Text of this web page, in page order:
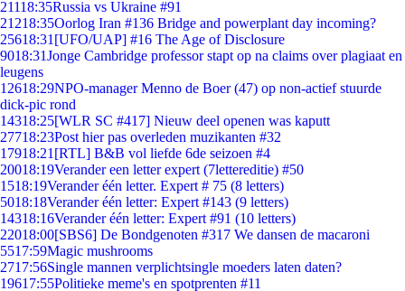
21118:35Russia vs Ukraine #91
21218:35Oorlog Iran #136 Bridge and powerplant day incoming?
25618:31 [UFO/UAP] #16 The Age of Disclosure
9018:31Jonge Cambridge professor stapt op na claims over plagiaat en
leugens
12618:29NPO-manager Menno de Boer (47) op non-actief stuurde
dick-pic rond
14318:25[WLR SC #417] Nieuw deel openen was kaputt
27718:23Post hier pas overleden muzikanten #32
17918:21 [RTL] B&B vol liefde 6de seizoen #4
20018:19Verander een letter expert (7lettereditie) #50
1518:19Verander één letter. Expert # 75 (8 letters)
5018:18Verander één letter: Expert #143 (9 letters)
14318:16Verander één letter: Expert #91 (10 letters)
22018:00[SBS6] De Bondgenoten #317 We dansen de macaroni
5517:59Magic mushrooms
2717:56Single mannen verplichtsingle moeders laten daten?
19617:55Politieke meme's en spotprenten #11